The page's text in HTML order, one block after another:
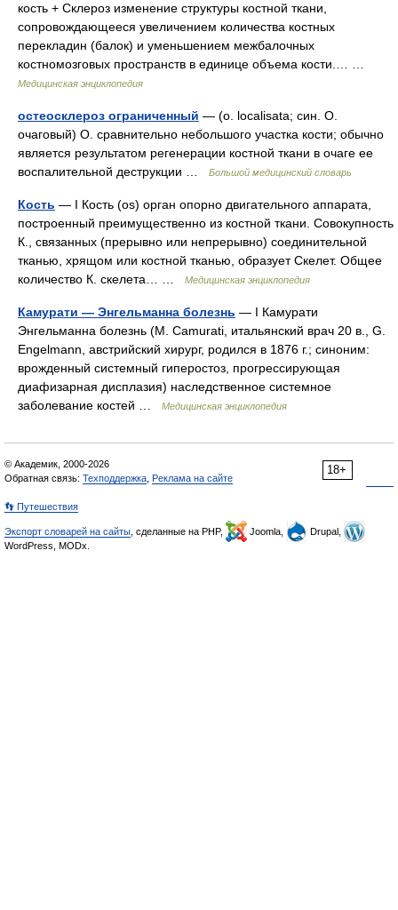
кость + Склероз изменение структуры костной ткани,
сопровождающееся увеличением количества костных
перекладин (балок) и уменьшением межбалочных
костномозговых пространств в единице объема кости.… …
Медицинская энциклопедия
остеосклероз ограниченный — (о. localisata; син. О.
очаговый) О. сравнительно небольшого участка кости; обычно
является результатом регенерации костной ткани в очаге ее
воспалительной деструкции …
Большой медицинский словарь
Кость — I Кость (os) орган опорно двигательного аппарата,
построенный преимущественно из костной ткани. Совокупность
К., связанных (прерывно или непрерывно) соединительной
тканью, хрящом или костной тканью, образует Скелет. Общее
количество К. скелета… …
Медицинская энциклопедия
Камурати — Энгельманна болезнь — I Камурати
Энгельманна болезнь (М. Camurati, итальянский врач 20 в., G.
Engelmann, австрийский хирург, родился в 1876 г.; синоним:
врожденный системный гиперостоз, прогрессирующая
диафизарная дисплазия) наследственное системное
заболевание костей …
Медицинская энциклопедия
18+
© Академик, 2000-2026
Обратная связь: Техподдержка Реклама на сайте
👣 Путешествия
Экспорт словарей на сайты , сделанные на PHP, Joomla,
Drupal,
WordPress, MODx.